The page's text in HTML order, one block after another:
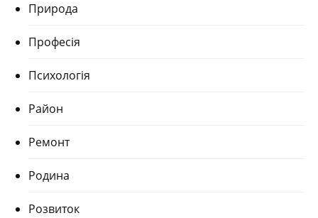
Природа
Професія
Психологія
Район
Ремонт
Родина
Розвиток